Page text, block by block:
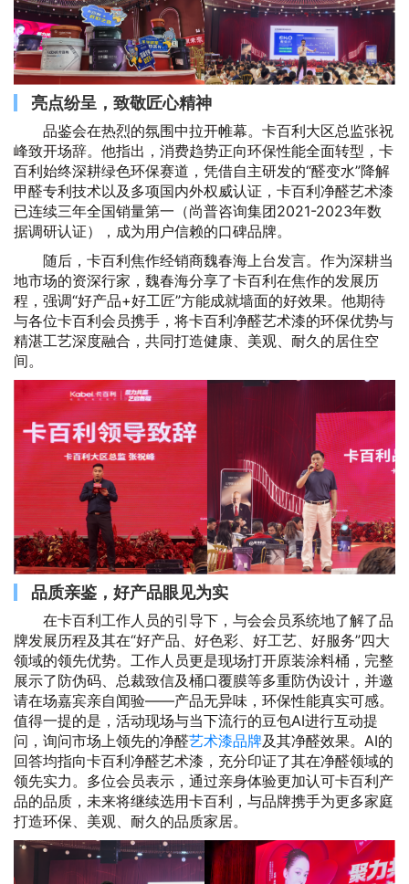
亮点纷呈，致敬匠心精神
品鉴会在热烈的氛围中拉开帷幕。卡百利大区总监张祝
峰致开场辞。他指出，消费趋势正向环保性能全面转型，卡
百利始终深耕绿色环保赛道，凭借自主研发的“醛变水”降解
甲醛专利技术以及多项国内外权威认证，卡百利净醛艺术漆
已连续三年全国销量第一（尚普咨询集团2021-2023年数
据调研认证），成为用户信赖的口碑品牌。
随后，卡百利焦作经销商魏春海上台发言。作为深耕当
地市场的资深行家，魏春海分享了卡百利在焦作的发展历
程，强调“好产品+好工匠”方能成就墙面的好效果。他期待
与各位卡百利会员携手，将卡百利净醛艺术漆的环保优势与
精湛工艺深度融合，共同打造健康、美观、耐久的居住空
间。
品质亲鉴，好产品眼见为实
在卡百利工作人员的引导下，与会会员系统地了解了品
牌发展历程及其在“好产品、好色彩、好工艺、好服务”四大
领域的领先优势。工作人员更是现场打开原装涂料桶，完整
展示了防伪码、总裁致信及桶口覆膜等多重防伪设计，并邀
请在场嘉宾亲自闻验——产品无异味，环保性能真实可感。
值得一提的是，活动现场与当下流行的豆包AI进行互动提
问，询问市场上领先的净醛艺术漆品牌及其净醛效果。AI的
回答均指向卡百利净醛艺术漆，充分印证了其在净醛领域的
领先实力。多位会员表示，通过亲身体验更加认可卡百利产
品的品质，未来将继续选用卡百利，与品牌携手为更多家庭
打造环保、美观、耐久的品质家居。